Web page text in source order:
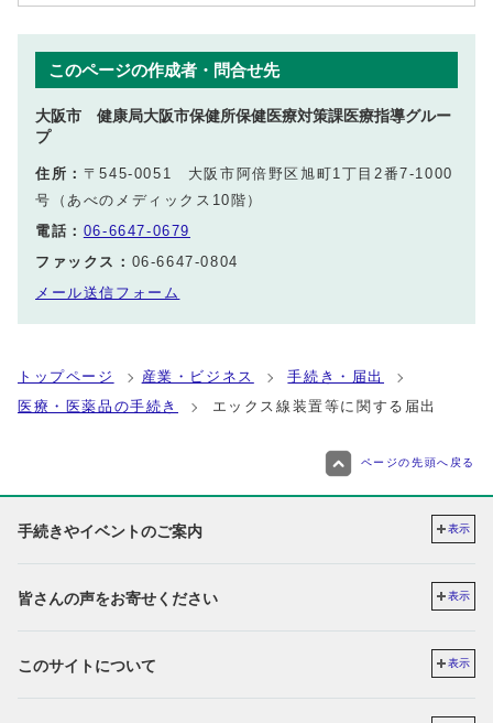
このページの作成者・問合せ先
大阪市 健康局大阪市保健所保健医療対策課医療指導グルー
プ
住所： 〒545-0051 大阪市阿倍野区旭町1丁目2番7-1000
号（あべのメディックス10階）
電話： 06-6647-0679
ファックス： 06-6647-0804
メール送信フォーム
トップページ 産業・ビジネス
手続き・届出
医療・医薬品の手続き
エックス線装置等に関する届出
ページの先頭へ戻る
手続きやイベントのご案内 表示
皆さんの声をお寄せください 表示
このサイトについて 表示